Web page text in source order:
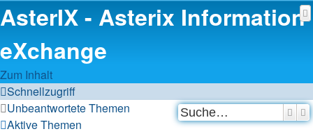
AsterIX - Asterix Information
eXchange
Zum Inhalt
Schnellzugriff
Unbeantwortete Themen
Aktive Themen